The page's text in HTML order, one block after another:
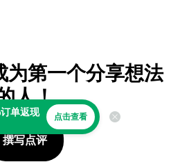
为第一个分享想法
人！
撰写点评
单返现 点击查看